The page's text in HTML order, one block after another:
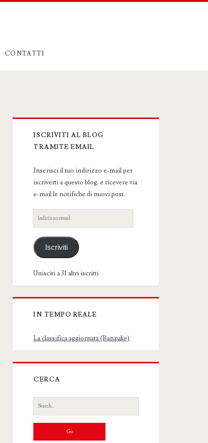
CONTATTI
Primary
Sidebar
ISCRIVITI AL BLOG
TRAMITE EMAIL
Inserisci il tuo indirizzo e-mail per
iscriverti a questo blog, e ricevere via
e-mail le notifiche di nuovi post.
Indirizzo
email
Iscriviti
Unisciti a 31 altri iscritti
IN TEMPO REALE
La classifica aggiornata (Banzuke)
CERCA
Search
for: